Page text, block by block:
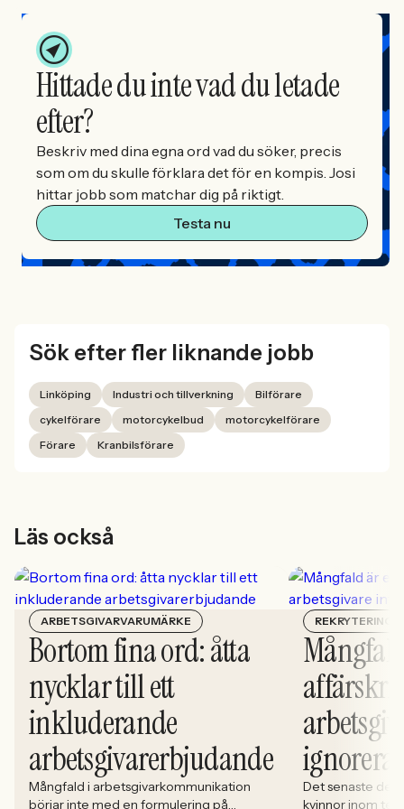
Hittade du inte vad du letade
efter?
Beskriv med dina egna ord vad du söker, precis
som om du skulle förklara det för en kompis. Josi
hittar jobb som matchar dig på riktigt.
Testa nu
Sök efter fler liknande jobb
Linköping Industri och tillverkning
Bilförare
cykelförare
motorcykelbud
motorcykelförare
Förare
Kranbilsförare
Läs också
ARBETSGIVARVARUMÄRKE
Bortom fina ord: åtta
nycklar till ett
inkluderande
arbetsgivarerbjudande
Mångfald i arbetsgivarkommunikation
börjar inte med en formulering på
REKRYTERING
ignorera
Det senaste
kvinnor inom